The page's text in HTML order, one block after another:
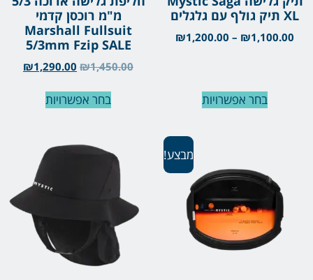
XL תיק גולף עם גלגלים
₪1,100.00
–
₪1,200.00
בחר אפשרויות
מ"מ רוכסן קדמי
Marshall Fullsuit
5/3mm Fzip SALE
₪1,450.00
₪1,290.00
בחר אפשרויות
מבצע!